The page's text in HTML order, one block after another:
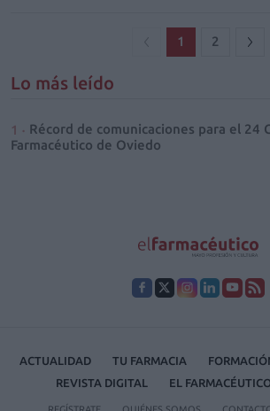
1 2
Lo más leído
Récord de comunicaciones para el 24
Farmacéutico de Oviedo
ACTUALIDAD TU FARMACIA
REVISTA DIGITAL
EL